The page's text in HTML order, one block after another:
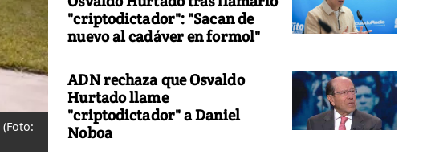
(Foto:
"criptodictador": "Sacan de
nuevo al cadáver en formol"
ADN rechaza que Osvaldo
Hurtado llame
"criptodictador" a Daniel
Noboa